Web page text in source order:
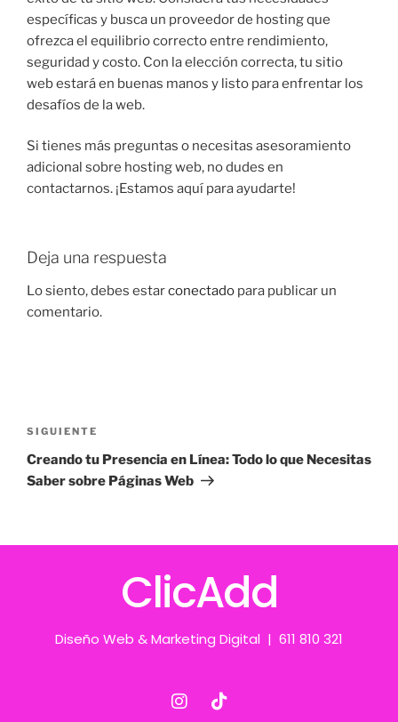
específicas y busca un proveedor de hosting que
ofrezca el equilibrio correcto entre rendimiento,
seguridad y costo. Con la elección correcta, tu sitio
web estará en buenas manos y listo para enfrentar los
desafíos de la web.
Si tienes más preguntas o necesitas asesoramiento
adicional sobre hosting web, no dudes en
contactarnos. ¡Estamos aquí para ayudarte!
Deja una respuesta
Lo siento, debes estarconectado para publicar un
comentario.
SIGUIENTE
Creando tu Presencia en Línea: Todo lo que Necesitas
Saber sobre Páginas Web
ClicAdd
Diseño Web & Marketing Digital | 611 810 321